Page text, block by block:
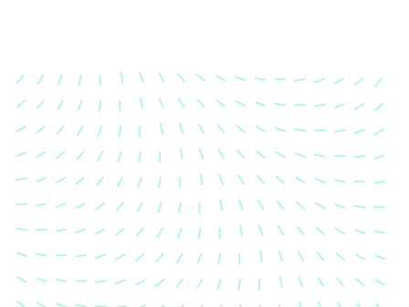
Karosserievermessung
Unsere exakte Karosserievermessung stellt sicher,
dass Ihre Fahrzeugkarosserie nach einem Unfall
wieder in ihren ursprünglichen Zustand gebracht
wird.